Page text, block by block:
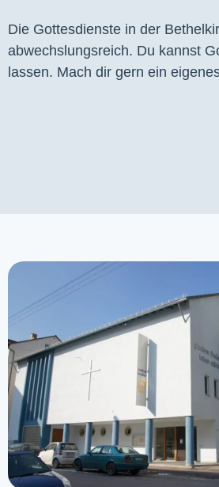
Die Gottesdienste in der
abwechslungsreich. Du kannst
lassen. Mach dir gern ein